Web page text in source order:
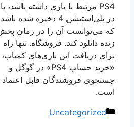
PS4 مرتبط با بازی داشته باشد، یا
در پلی‌استیشن 4 ذخیره شده باشد،
که می‌توانست آن را در زمان پخش
زنده دانلود کند. فروشگاه. تنها راه
برای دریافت این بازی‌های کمیاب،
«خرید حساب PS4» در گوگل و
جستجوی فروشندگان قابل اعتماد
است.
دسته‌ها
Uncategorized